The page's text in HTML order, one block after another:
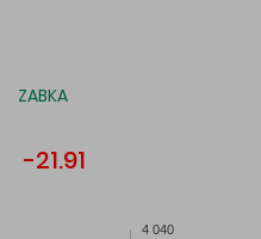
ZABKA
-21.91
4 040